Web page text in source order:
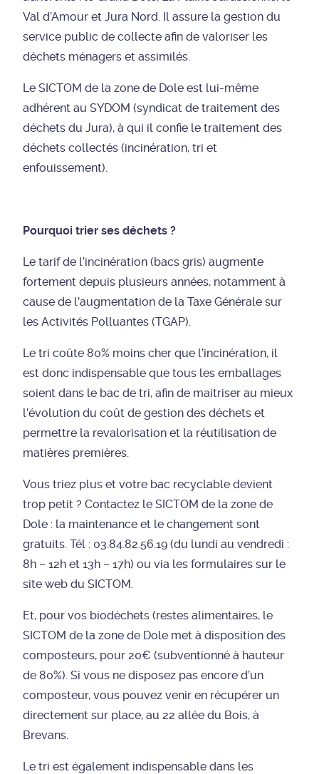
Val d’Amour et Jura Nord. Il assure la gestion du
service public de collecte afin de valoriser les
déchets ménagers et assimilés.
Le SICTOM de la zone de Dole est lui-même
adhérent au SYDOM (syndicat de traitement des
déchets du Jura), à qui il confie le traitement des
déchets collectés (incinération, tri et
enfouissement).
Pourquoi trier ses déchets ?
Le tarif de l’incinération (bacs gris) augmente
fortement depuis plusieurs années, notamment à
cause de l’augmentation de la Taxe Générale sur
les Activités Polluantes (TGAP).
Le tri coûte 80% moins cher que l’incinération, il
est donc indispensable que tous les emballages
soient dans le bac de tri, afin de maitriser au mieux
l’évolution du coût de gestion des déchets et
permettre la revalorisation et la réutilisation de
matières premières.
Vous triez plus et votre bac recyclable devient
trop petit ? Contactez le SICTOM de la zone de
Dole : la maintenance et le changement sont
gratuits. Tél : 03.84.82.56.19 (du lundi au vendredi :
8h – 12h et 13h – 17h) ou via les formulaires sur le
site web du SICTOM.
Et, pour vos biodéchets (restes alimentaires, le
SICTOM de la zone de Dole met à disposition des
composteurs, pour 20€ (subventionné à hauteur
de 80%). Si vous ne disposez pas encore d’un
composteur, vous pouvez venir en récupérer un
directement sur place, au 22 allée du Bois, à
Brevans.
Le tri est également indispensable dans les